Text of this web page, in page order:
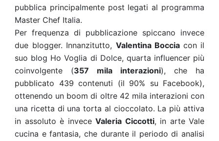
pubblica principalmente post legati al programma
Master Chef Italia.
Per frequenza di pubblicazione spiccano invece
due blogger. Innanzitutto, Valentina Boccia con il
suo blog Ho Voglia di Dolce, quarta influencer più
coinvolgente (357 mila interazioni), che ha
pubblicato 439 contenuti (il 90% su Facebook),
ottenendo un boom di oltre 42 mila interazioni con
una ricetta di una torta al cioccolato. La più attiva
in assoluto è invece Valeria Ciccotti, in arte Vale
cucina e fantasia, che durante il periodo di analisi